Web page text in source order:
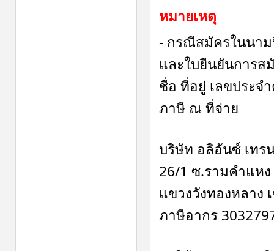
หมายเหตุ
- กรณีสมัครในนา
และใบยืนยันการส
ชื่อ ที่อยู่ เลขประจ
ภาษี ณ ที่จ่าย
บริษัท อลิอันซ์ เท
26/1 ซ.รามคำแห
แขวงวังทองหลาง
ภาษีอากร